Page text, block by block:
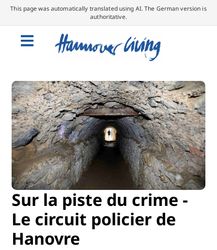
This page was automatically translated using AI. The German version is
authoritative.
Sur la piste du crime -
Le circuit policier de
Hanovre